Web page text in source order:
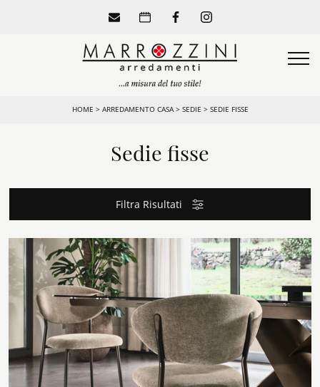
HOME > ARREDAMENTO CASA> SEDIE > SEDIE FISSE
Sedie fisse
Filtra Risultati